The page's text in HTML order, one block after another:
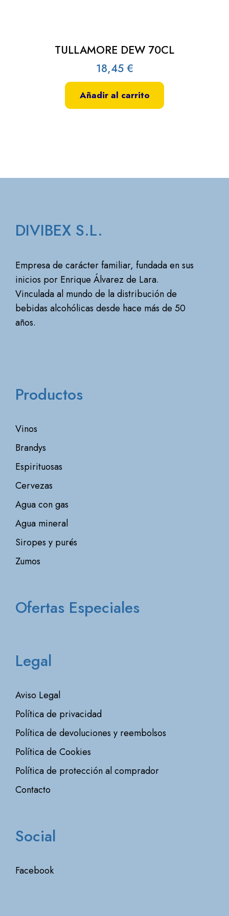
TULLAMORE DEW 70CL
18,45 €
Añadir al carrito
DIVIBEX S.L.
Empresa de carácter familiar, fundada en sus
inicios por Enrique Álvarez de Lara.
Vinculada al mundo de la distribución de
bebidas alcohólicas desde hace más de 50
años.
Productos
Vinos
Brandys
Espirituosas
Cervezas
Agua con gas
Agua mineral
Siropes y purés
Zumos
Ofertas Especiales
Legal
Aviso Legal
Política de privacidad
Política de devoluciones y reembolsos
Política de Cookies
Política de protección al comprador
Contacto
Social
Facebook